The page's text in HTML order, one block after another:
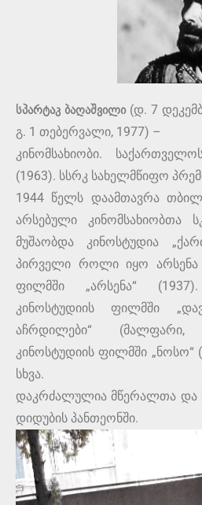
სპარტაკ ბაღაშვილი(დ. 7
გ. 1 თებერვალი, 1977) –
კინომსახიობი.
(1963). სსრკ სახელმწიფო
1944 წელს დაამთავრა
არსებული კინომსახიობთა
მუშაობდა კინოსტუდია
პირველი როლი იყო არსენა
ფილმში „არსენა“
კინოსტუდიის ფილმში
აჩრდილები“ (მალფარი,
კინოსტუდიის ფილმში „ნოსო“
სხვა.
დაკრძალულია მწერალთა და
დიდუბის პანთეონში.